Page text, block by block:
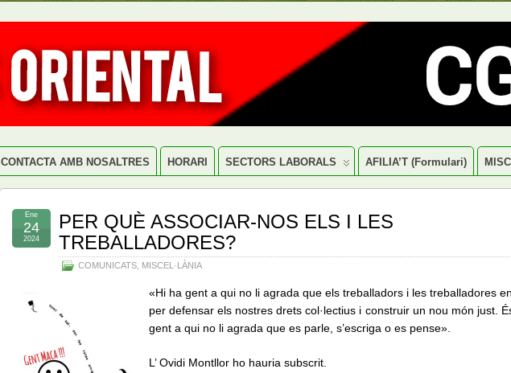
CONTACTA AMB NOSALTRES HORARI SECTORS LABORALS AFILIA’T (formulari)
PER QUÈ ASSOCIAR-NOS ELS I LES
TREBALLADORES?
COMUNICATS MISCEL·LÀNIA
Ene
24
2024
«Hi ha gent a qui no li agrada que els treballadors i les treballadores
per defensar els nostres drets col·lectius i construir un nou món just.
gent a qui no li agrada que es parle, s’escriga o es pense».
L’ Ovidi Montllor ho hauria subscrit.